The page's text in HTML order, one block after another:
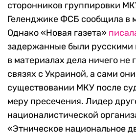
сторонников группировки
Геленджике ФСБ сообщила в
Однако «Новая газета»
задержанные были русскими
в материалах дела ничего не
связях с Украиной, а сами
существовании МКУ после
меру пресечения. Лидер
националистической
«Этническое национальное